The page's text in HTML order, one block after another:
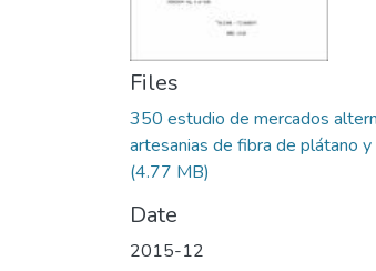
Files
350 estudio de mercados
artesanias de fibra de plátano
(4.77 MB)
Date
2015-12